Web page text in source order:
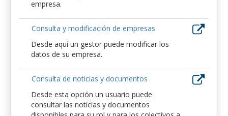
empresa.
Consulta y modificación de empresas
Desde aquí un gestor puede modificar los
datos de su empresa.
Consulta de noticias y documentos
Desde esta opción un usuario puede
consultar las noticias y documentos